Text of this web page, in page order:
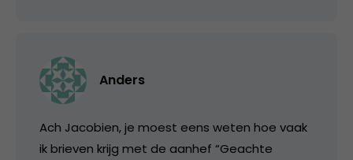
Anders
Ach Jacobien, je moest eens weten hoe vaak
ik brieven krijg met de aanhef “Geachte